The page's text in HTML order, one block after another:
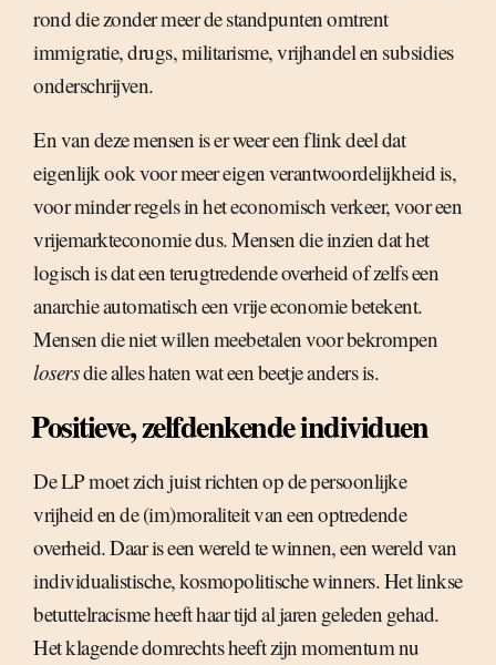
rond die zonder meer de standpunten omtrent
immigratie, drugs, militarisme, vrijhandel en subsidies
onderschrijven.
En van deze mensen is er weer een flink deel dat
eigenlijk ook voor meer eigen verantwoordelijkheid is,
voor minder regels in het economisch verkeer, voor een
vrijemarkteconomie dus. Mensen die inzien dat het
logisch is dat een terugtredende overheid of zelfs een
anarchie automatisch een vrije economie betekent.
Mensen die niet willen meebetalen voor bekrompen
losersdie alles haten wat een beetje anders is.
Positieve, zelfdenkende individuen
De LP moet zich juist richten op de persoonlijke
vrijheid en de (im)moraliteit van een optredende
overheid. Daar is een wereld te winnen, een wereld van
individualistische, kosmopolitische winners. Het linkse
betuttelracisme heeft haar tijd al jaren geleden gehad.
Het klagende domrechts heeft zijn momentum nu